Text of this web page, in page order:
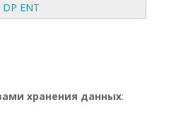
DP ENT
хранения данных: